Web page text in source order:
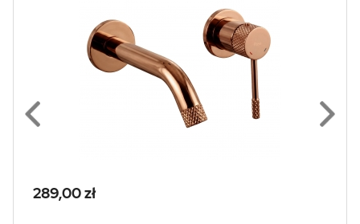
Cena
289,00 zł